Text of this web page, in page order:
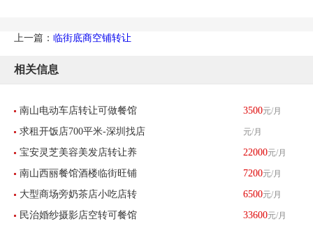
上一篇： 临街底商空铺转让
相关信息
南山电动车店转让可做餐馆
小吃足疗美容美发服装店
3500元/月
求租开饭店700平米-深圳找店
网
元/月
宝安灵芝美容美发店转让养
生店低价转让-已转让
22000元/月
南山西丽餐馆酒楼临街旺铺
转让
7200元/月
大型商场旁奶茶店小吃店转
让-已转让
6500元/月
民治婚纱摄影店空转可餐馆 33600元/月